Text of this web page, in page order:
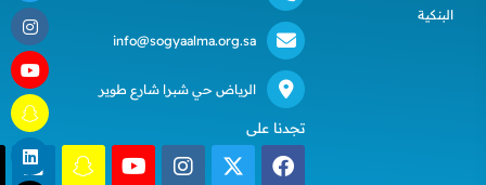
البنكية
info@sogyaalma.org.sa
الرياض حي شبرا شارع طوير
تجدنا على